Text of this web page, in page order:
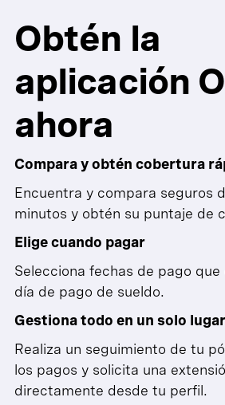
Obtén la
aplicación
ahora
Compara y obtén cobertura
Encuentra y compara seguros
minutos y obtén su puntaje de
Elige cuando pagar
Selecciona fechas de pago
día de pago de sueldo.
Gestiona todo en un solo lugar
Realiza un seguimiento de tu
los pagos y solicita una
directamente desde tu perfil.